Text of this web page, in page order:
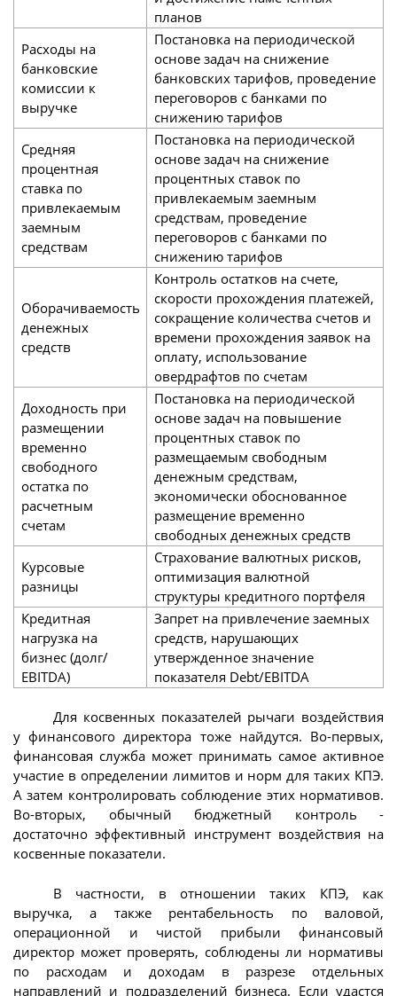
планов
Расходы на
банковские
комиссии к
выручке
Постановка на периодической
основе задач на снижение
банковских тарифов, проведение
переговоров с банками по
снижению тарифов
Средняя
процентная
ставка по
привлекаемым
заемным
средствам
Постановка на периодической
основе задач на снижение
процентных ставок по
привлекаемым заемным
средствам, проведение
переговоров с банками по
снижению тарифов
Оборачиваемость
денежных
средств
Контроль остатков на счете,
скорости прохождения платежей,
сокращение количества счетов и
времени прохождения заявок на
оплату, использование
овердрафтов по счетам
Доходность при
размещении
временно
свободного
остатка по
расчетным
счетам
Постановка на периодической
основе задач на повышение
процентных ставок по
размещаемым свободным
денежным средствам,
экономически обоснованное
размещение временно
свободных денежных средств
Курсовые
разницы
Страхование валютных рисков,
оптимизация валютной
структуры кредитного портфеля
Кредитная
нагрузка на
бизнес (долг/
EBITDA)
Запрет на привлечение заемных
средств, нарушающих
утвержденное значение
показателя Debt/EBITDA
Для косвенных показателей рычаги воздействия
у финансового директора тоже найдутся. Во-первых,
финансовая служба может принимать самое активное
участие в определении лимитов и норм для таких КПЭ.
А затем контролировать соблюдение этих нормативов.
Во-вторых, обычный бюджетный контроль -
достаточно эффективный инструмент воздействия на
косвенные показатели.
В частности, в отношении таких КПЭ, как
выручка, а также рентабельность по валовой,
операционной и чистой прибыли финансовый
директор может проверять, соблюдены ли нормативы
по расходам и доходам в разрезе отдельных
направлений и подразделений бизнеса. Если удастся